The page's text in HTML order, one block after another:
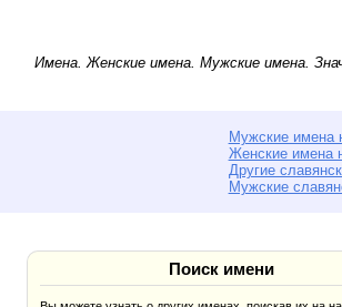
Имена.Женские имена.Мужские имена.
Мужские имена
Женские имена
Другие
Мужские
Поиск имени